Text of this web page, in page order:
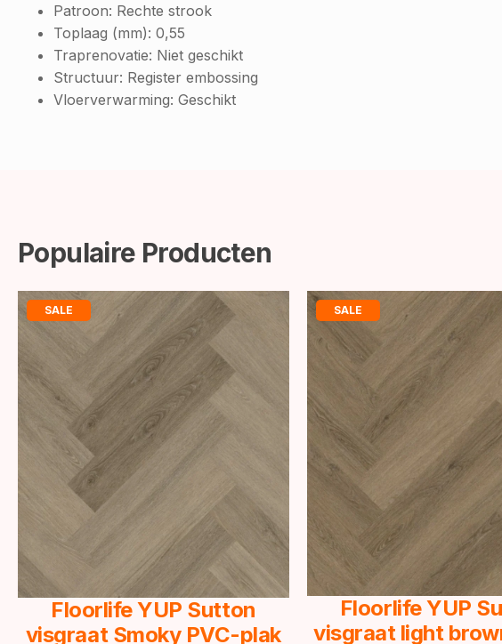
Patroon: Rechte strook
Toplaag (mm): 0,55
Traprenovatie: Niet geschikt
Structuur: Register embossing
Vloerverwarming: Geschikt
Populaire Producten
SALE
Floorlife YUP Sutton
visgraat Smoky PVC-plak
SALE
Floorlife YUP
visgraat light